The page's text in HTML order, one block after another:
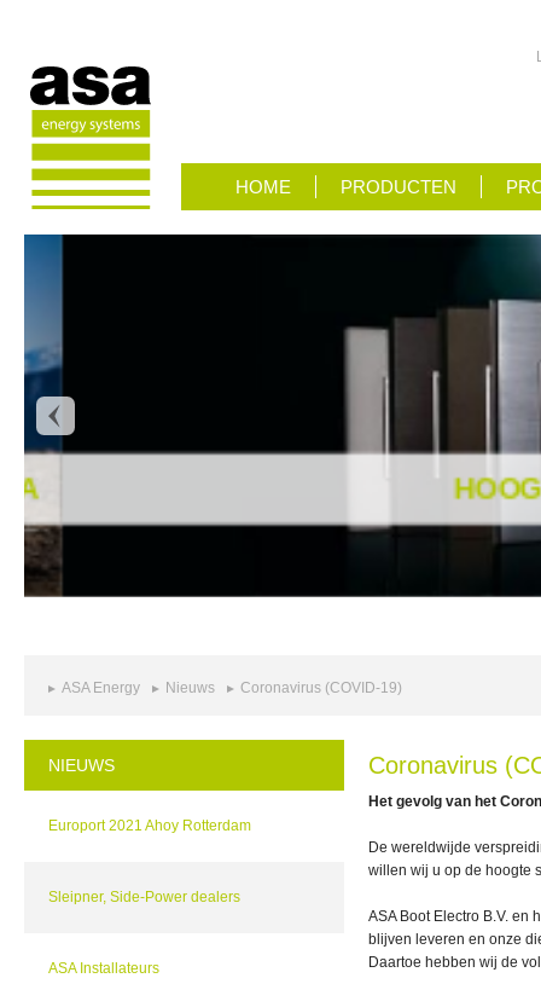
HOME PRODUCTEN
ASA Energy Nieuws Coronavirus (COVID-19)
NIEUWS
Europort 2021 Ahoy Rotterdam
Sleipner, Side-Power dealers
ASA Installateurs
Coronavirus
Het gevolg van het
De wereldwijde
willen wij u op de hoogte
ASA Boot Electro B.V. en
blijven leveren en onze
Daartoe hebben wij de